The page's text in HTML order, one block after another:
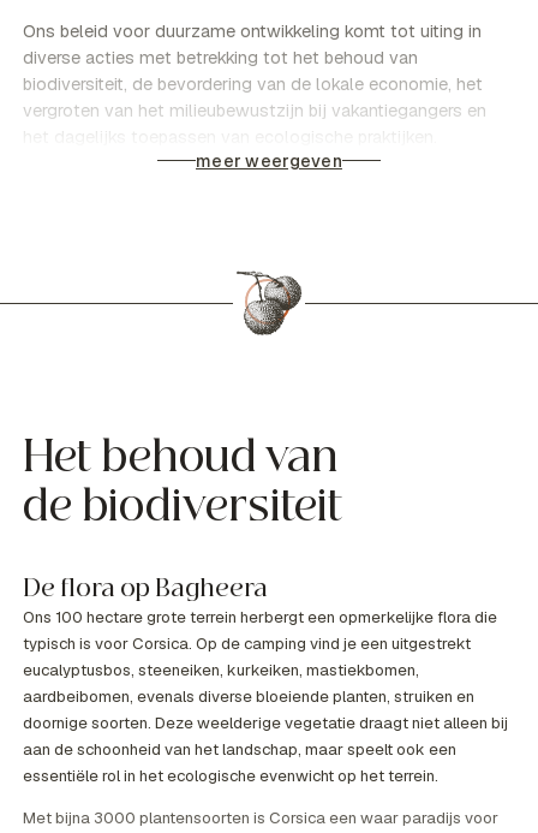
Ons beleid voor duurzame ontwikkeling komt tot uiting in
diverse acties met betrekking tot het behoud van
biodiversiteit, de bevordering van de lokale economie, het
vergroten van het milieubewustzijn bij vakantiegangers en
het dagelijks toepassen van ecologische praktijken.
meer weergeven
Het behoud van
de biodiversiteit
De flora op Bagheera
Ons 100 hectare grote terrein herbergt een opmerkelijke flora die
typisch is voor Corsica. Op de camping vind je een uitgestrekt
eucalyptusbos, steeneiken, kurkeiken, mastiekbomen,
aardbeibomen, evenals diverse bloeiende planten, struiken en
doornige soorten. Deze weelderige vegetatie draagt niet alleen bij
aan de schoonheid van het landschap, maar speelt ook een
essentiële rol in het ecologische evenwicht op het terrein.
Met bijna 3000 plantensoorten is Corsica een waar paradijs voor